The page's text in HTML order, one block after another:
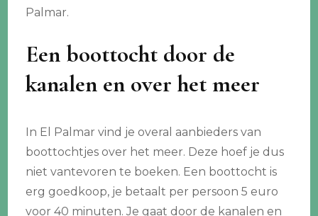
Palmar.
Een boottocht door de
kanalen en over het meer
In El Palmar vind je overal aanbieders van
boottochtjes over het meer. Deze hoef je dus
niet vantevoren te boeken. Een boottocht is
erg goedkoop, je betaalt per persoon 5 euro
voor 40 minuten. Je gaat door de kanalen en